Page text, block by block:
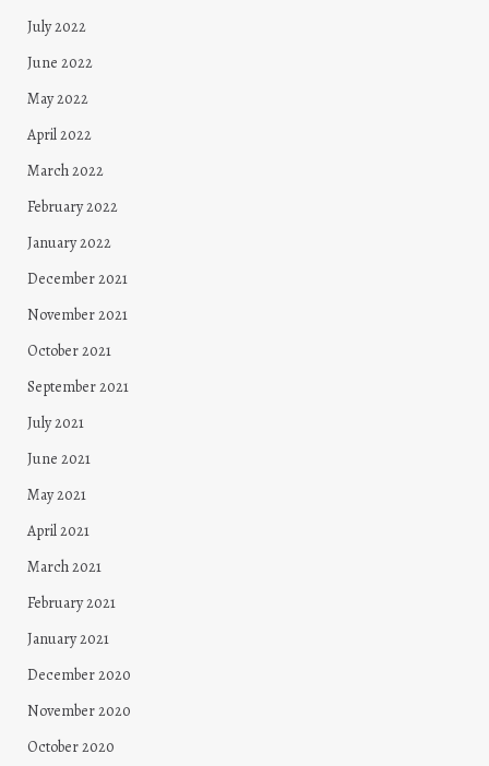
July 2022
June 2022
May 2022
April 2022
March 2022
February 2022
January 2022
December 2021
November 2021
October 2021
September 2021
July 2021
June 2021
May 2021
April 2021
March 2021
February 2021
January 2021
December 2020
November 2020
October 2020